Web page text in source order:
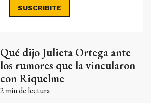
SUSCRIBITE
Qué dijo Julieta Ortega ante
los rumores que la vincularon
con Riquelme
2 min de lectura